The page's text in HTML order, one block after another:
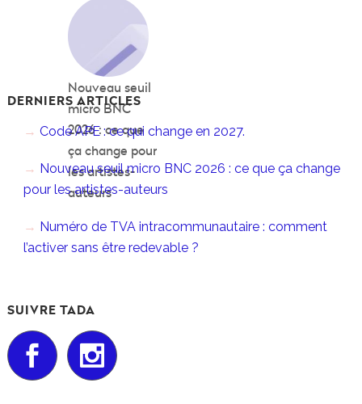
Nouveau seuil
micro BNC
2026 : ce que
ça change pour
les artistes-
auteurs
DERNIERS ARTICLES
Code APE : ce qui change en 2027.
Nouveau seuil micro BNC 2026 : ce que ça change
pour les artistes-auteurs
Numéro de TVA intracommunautaire : comment
l’activer sans être redevable ?
SUIVRE TADA